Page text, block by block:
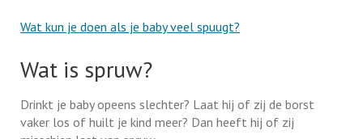
Wat kun je doen als je baby veel spuugt?
Wat is spruw?
Drinkt je baby opeens slechter? Laat hij of zij de borst
vaker los of huilt je kind meer? Dan heeft hij of zij